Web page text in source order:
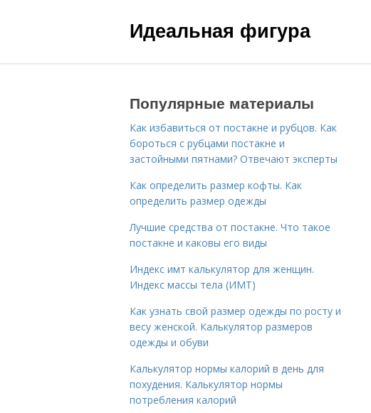
Идеальная фигура
Популярные материалы
Как избавиться от постакне и рубцов. Как
бороться с рубцами постакне и
застойными пятнами? Отвечают эксперты
Как определить размер кофты. Как
определить размер одежды
Лучшие средства от постакне. Что такое
постакне и каковы его виды
Индекс имт калькулятор для женщин.
Индекс массы тела (ИМТ)
Как узнать свой размер одежды по росту и
весу женской. Калькулятор размеров
одежды и обуви
Калькулятор нормы калорий в день для
похудения. Калькулятор нормы
потребления калорий